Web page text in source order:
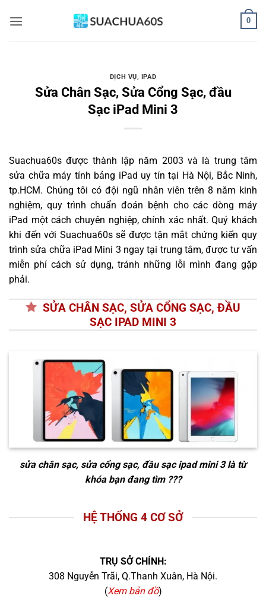
qua
0
DỊCH VỤ, IPAD
Sửa Chân Sạc, Sửa Cổng Sạc, đầu
Sạc iPad Mini 3
Suachua60s được thành lập năm 2003 và là trung tâm
sửa chữa máy tính bảng iPad uy tín tại Hà Nội, Bắc Ninh,
tp.HCM. Chúng tôi có đội ngũ nhân viên trên 8 năm kinh
nghiệm, quy trình chuẩn đoán bệnh cho các dòng máy
iPad một cách chuyên nghiệp, chính xác nhất. Quý khách
khi đến với Suachua60s sẽ được tận mắt chứng kiến quy
trình sửa chữa iPad Mini 3 ngay tại trung tâm, được tư vấn
miễn phí cách sử dụng, tránh những lỗi mình đang gặp
phải.
SỬA CHÂN SẠC, SỬA CỔNG SẠC, ĐẦU
SẠC IPAD MINI 3
sửa chân sạc, sửa cổng sạc, đầu sạc ipad mini 3là từ
khóa bạn đang tìm ???
HỆ THỐNG 4 CƠ SỞ
TRỤ SỞ CHÍNH:
308 Nguyễn Trãi, Q.Thanh Xuân, Hà Nội.
(Xem bản đồ)